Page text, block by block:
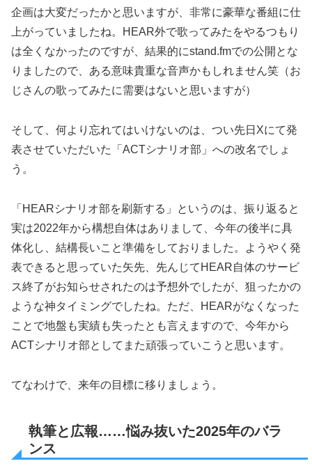
企画は大変だったかと思いますが、非常に豪華な番組に仕
上がっていましたね。HEAR外で歌ってみたをやるつもり
は全くなかったのですが、結果的にstand.fmでの公開とな
りましたので、ある意味貴重な音声かもしれません笑（お
じさんの歌ってみたに需要はないと思いますが）
そして、何より忘れてはいけないのは、つい先日Xにて発
表させていただいた「ACTシナリオ部」への改名でしょ
う。
「HEARシナリオ部を刷新する」というのは、振り返ると
実は2022年から構想自体はありまして、今年の後半に具
体化し、結構長いこと準備をしておりました。ようやく発
表できると思っていた矢先、先んじてHEAR自体のサービ
ス終了がお知らせされたのは予想外でしたが、狙ったかの
ような神タイミングでしたね。ただ、HEARがなくなった
ことで地盤も実績も失ったとも言えますので、今年から
ACTシナリオ部としてまた頑張っていこうと思います。
てなわけで、来年の目標に移りましょう。
執筆と広報……悩み抜いた2025年のバラ
ンス